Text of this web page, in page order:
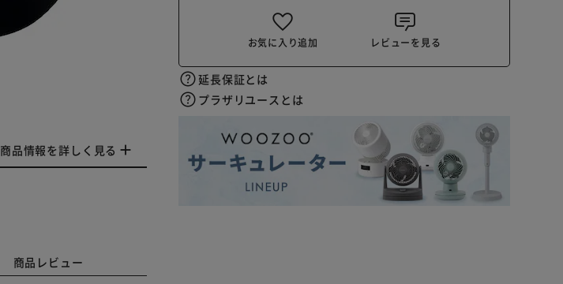
商品情報を詳しく見る
お気に入り追加 レビューを見る
延長保証とは
プラザリユースとは
商品レビュー